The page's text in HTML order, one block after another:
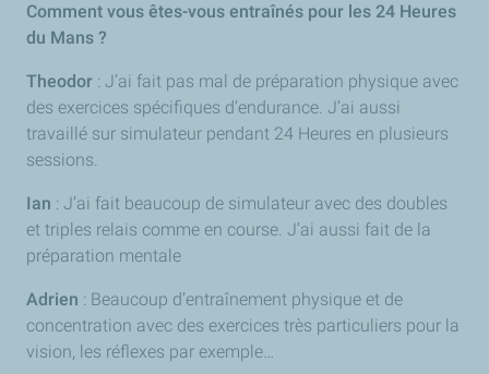
Comment vous êtes-vous entraînés pour les 24 Heures
du Mans ?
Theodor : J’ai fait pas mal de préparation physique avec
des exercices spécifiques d’endurance. J’ai aussi
travaillé sur simulateur pendant 24 Heures en plusieurs
sessions.
Ian : J’ai fait beaucoup de simulateur avec des doubles
et triples relais comme en course. J’ai aussi fait de la
préparation mentale
Adrien : Beaucoup d’entraînement physique et de
concentration avec des exercices très particuliers pour la
vision, les réflexes par exemple…